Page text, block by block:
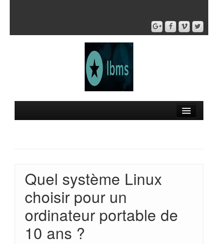
Quel système Linux
choisir pour un
ordinateur portable de
10 ans ?